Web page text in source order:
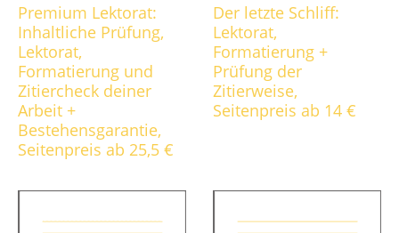
Premium Lektorat:
Inhaltliche Prüfung,
Lektorat,
Formatierung und
Zitiercheck deiner
Arbeit +
Bestehensgarantie,
Seitenpreis ab 25,5 €
Der letzte Schliff:
Lektorat,
Formatierung +
Prüfung der
Zitierweise,
Seitenpreis ab 14 €